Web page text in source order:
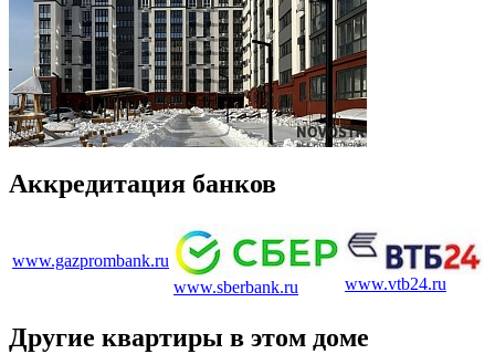
Аккредитация банков
www.gazprombank.ru
www.sberbank.ru
www.vtb24.ru
Другие квартиры в этом доме